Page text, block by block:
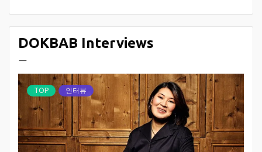
DOKBAB Interviews
ㅡ
TOP 인터뷰